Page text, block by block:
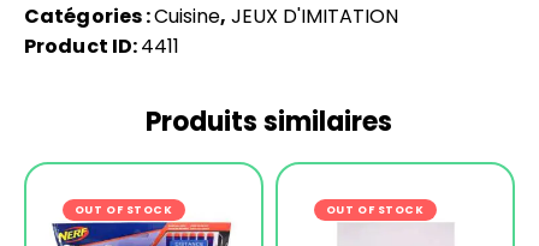
Catégories :Cuisine, JEUX D'IMITATION
Product ID:4411
Produits similaires
OUT OF STOCK -19% OUT OF STOCK -17%